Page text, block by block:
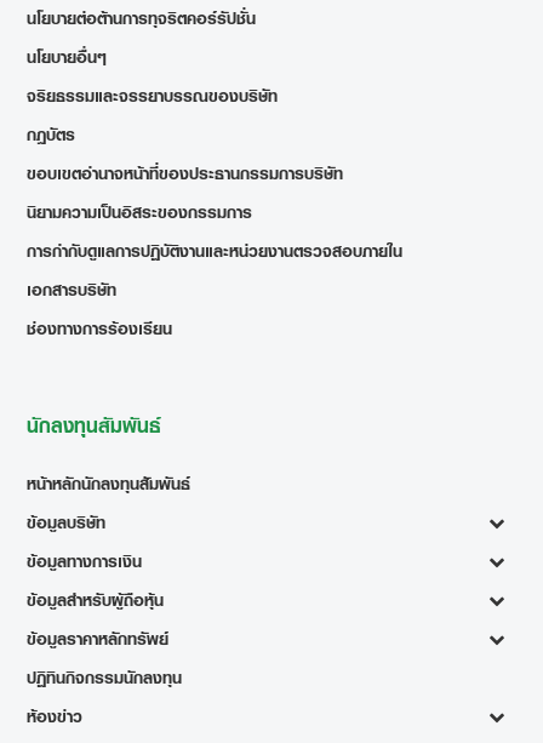
นโยบายต่อต้านการทุจริตคอร์รัปชั่น
นโยบายอื่นๆ
จริยธรรมและจรรยาบรรณของบริษัท
กฎบัตร
ขอบเขตอำนาจหน้าที่ของประธานกรรมการบริษัท
นิยามความเป็นอิสระของกรรมการ
การกำกับดูแลการปฏิบัติงานและหน่วยงานตรวจสอบภายใน
เอกสารบริษัท
ช่องทางการร้องเรียน
นักลงทุนสัมพันธ์
หน้าหลักนักลงทุนสัมพันธ์
ข้อมูลบริษัท
ข้อมูลทางการเงิน
ข้อมูลสำหรับผู้ถือหุ้น
ข้อมูลราคาหลักทรัพย์
ปฏิทินกิจกรรมนักลงทุน
ห้องข่าว